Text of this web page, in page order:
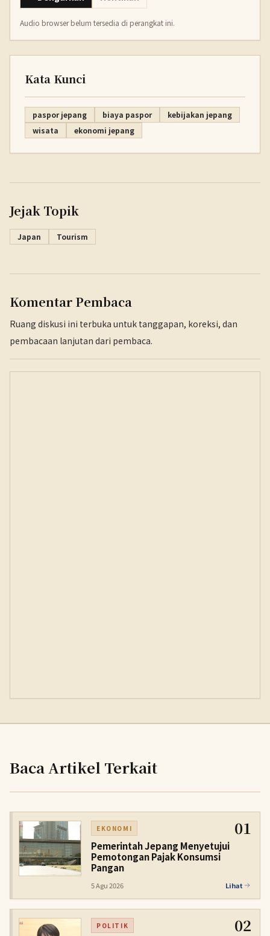
Audio browser belum tersedia di perangkat ini.
Kata Kunci
paspor jepang biaya paspor
kebijakan jepang
wisata
ekonomi jepang
Jejak Topik
Japan Tourism
Komentar Pembaca
Ruang diskusi ini terbuka untuk tanggapan, koreksi, dan
pembacaan lanjutan dari pembaca.
Baca Artikel Terkait
EKONOMI 01
Pemerintah Jepang Menyetujui
Pemotongan Pajak Konsumsi
Pangan
5 Agu 2026 Lihat
POLITIK 02